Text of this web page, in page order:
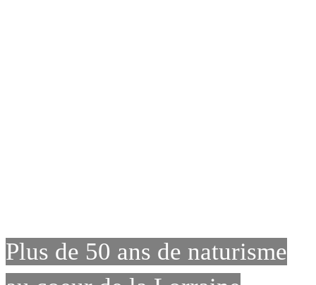
Plus de 50 ans de naturisme